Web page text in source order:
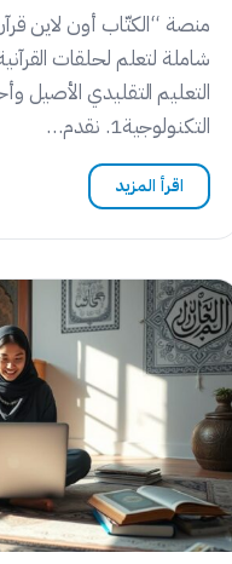
منصة “الكتّاب أون لاين
شاملة لتعلم لحلقات
التعليم التقليدي الأصيل
التكنولوجية1. نقدم…
اقرأ المزيد